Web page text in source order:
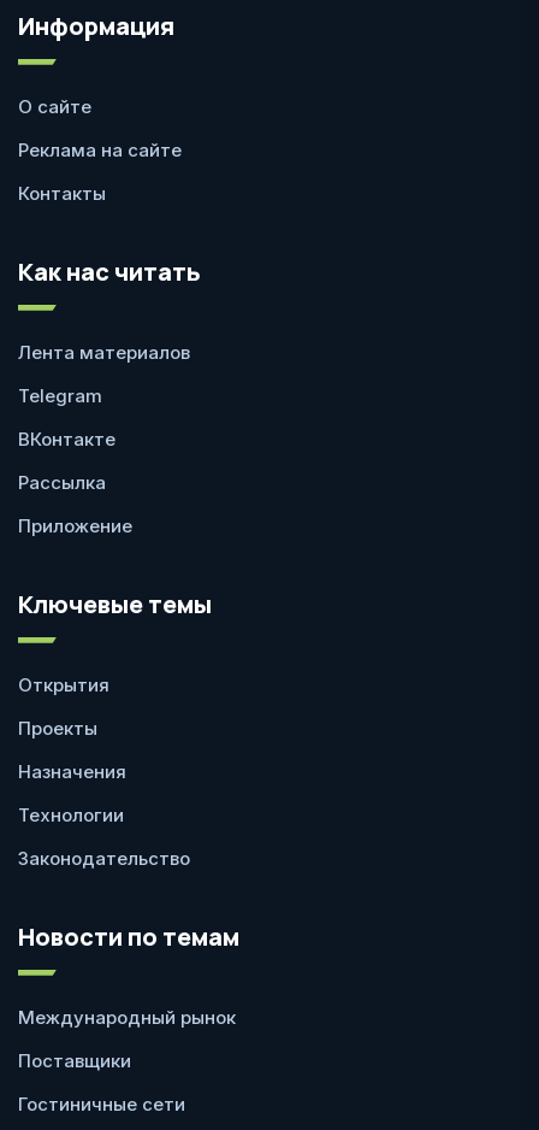
Информация
О сайте
Реклама на сайте
Контакты
Как нас читать
Лента материалов
Telegram
ВКонтакте
Рассылка
Приложение
Ключевые темы
Открытия
Проекты
Назначения
Технологии
Законодательство
Новости по темам
Международный рынок
Поставщики
Гостиничные сети